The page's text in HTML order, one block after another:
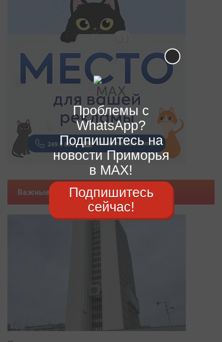
Важные новости
Проблемы с
WhatsApp?
Подпишитесь на
новости Приморья
в MAX!
Подпишитесь
сейчас!